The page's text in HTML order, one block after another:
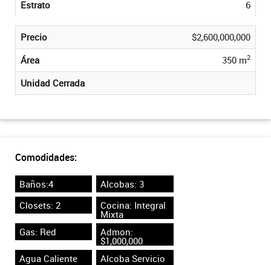
Estrato
6
Precio
$2,600,000,000
Área
350 m2
Unidad Cerrada
Comodidades:
Baños:4
Alcobas: 3
Closets: 2
Cocina: Integral
Mixta
Gas: Red
Admon:
$1,000,000
Agua Caliente
Alcoba Servicio